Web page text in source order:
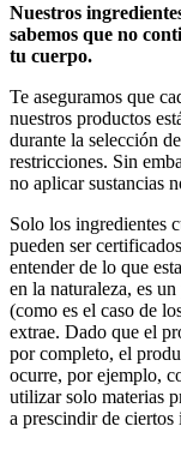
Nuestros
sabemos que no
tu cuerpo.
Te aseguramos que
nuestros productos
durante la selección
restricciones. Sin
no aplicar sustancias
Solo los ingredientes
pueden ser
entender de lo que
en la naturaleza, es
(como es el caso de
extrae. Dado que el
por completo, el
ocurre, por ejemplo,
utilizar solo materias
a prescindir de ciertos